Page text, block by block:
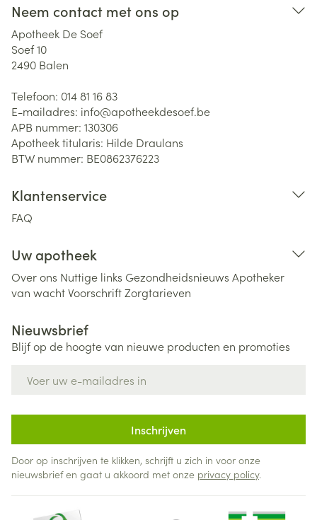
Neem contact met ons op
Apotheek De Soef
Soef 10
2490 Balen
Telefoon: 014 81 16 83
E-mailadres: info@apotheekdesoef.be
APB nummer: 130306
Apotheek titularis: Hilde Draulans
BTW nummer: BE0862376223
Klantenservice
FAQ
Uw apotheek
Over ons Nuttige links Gezondheidsnieuws Apotheker
van wachtVoorschriftZorgtarieven
Nieuwsbrief
Blijf op de hoogte van nieuwe producten en promoties
Inschrijven
Door op inschrijven te klikken, schrijft u zich in voor onze
nieuwsbrief en gaat u akkoord met onze privacy policy.